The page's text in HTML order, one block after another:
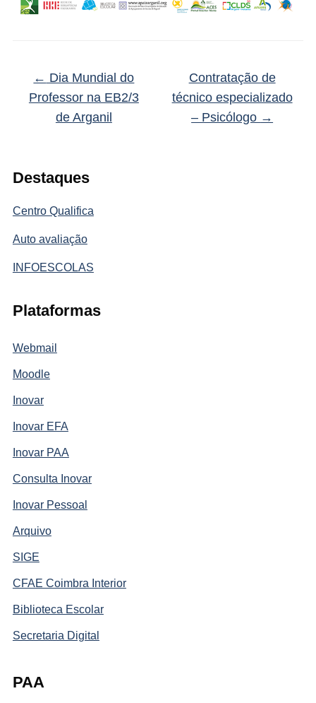
Destaques
Centro Qualifica
Auto avaliação
INFOESCOLAS
Plataformas
Webmail
Moodle
Inovar
Inovar EFA
Inovar PAA
Consulta Inovar
Inovar Pessoal
Arquivo
SIGE
CFAE Coimbra Interior
Biblioteca Escolar
Secretaria Digital
PAA
← Dia Mundial do
Professor na EB2/3
de Arganil
Contratação de
técnico especializado
– Psicólogo →